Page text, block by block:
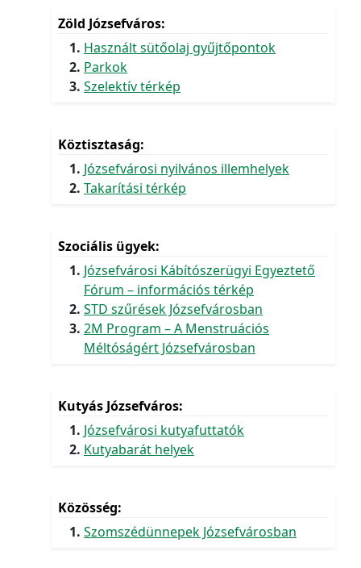
Zöld Józsefváros
Használt sütőolaj gyűjtőpontok
Parkok
Szelektív térkép
Köztisztaság
Józsefvárosi nyilvános illemhelyek
Takarítási térkép
Szociális ügyek
Józsefvárosi Kábítószerügyi Egyeztető
Fórum – információs térkép
STD szűrések Józsefvárosban
2M Program – A Menstruációs
Méltóságért Józsefvárosban
Kutyás Józsefváros
Józsefvárosi kutyafuttatók
Kutyabarát helyek
Közösség
Szomszédünnepek Józsefvárosban